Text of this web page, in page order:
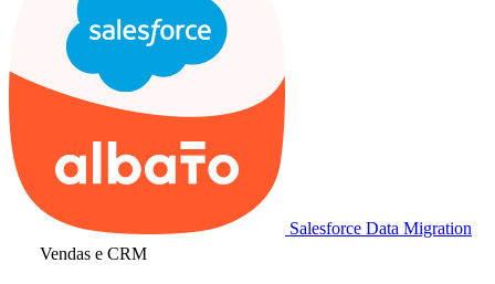
Salesforce Data Migration
Vendas e CRM